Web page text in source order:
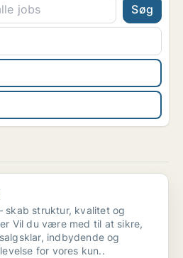
Søg
skab struktur, kvalitet og
Vil du være med til at sikre,
indbydende og
for vores kun..